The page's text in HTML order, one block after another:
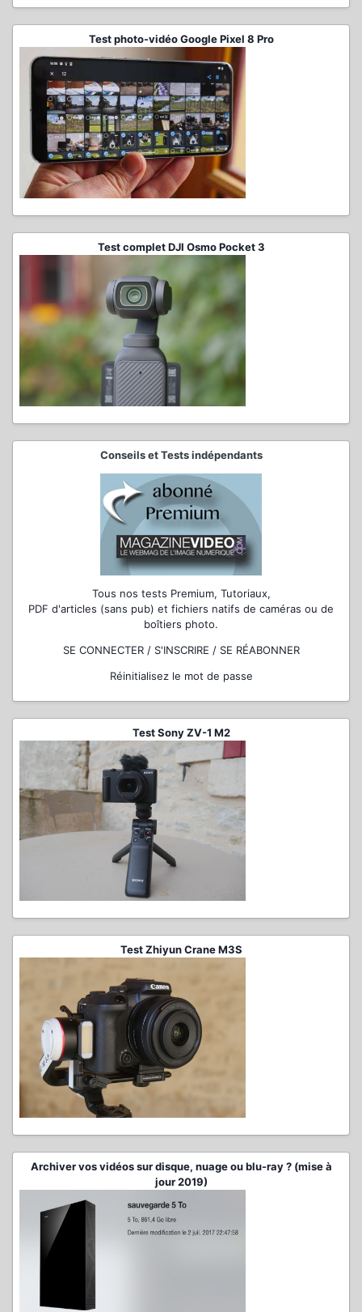
Test photo-vidéo Google Pixel 8 Pro
Test complet DJI Osmo Pocket 3
Conseils et Tests indépendants
Tous nos tests Premium, Tutoriaux,
PDF d'articles (sans pub) et fichiers natifs de caméras ou de
boîtiers photo.
SE CONNECTER / S'INSCRIRE / SE RÉABONNER
Réinitialisez le mot de passe
Test Sony ZV-1 M2
Test Zhiyun Crane M3S
Archiver vos vidéos sur disque, nuage ou blu-ray ? (mise à
jour 2019)